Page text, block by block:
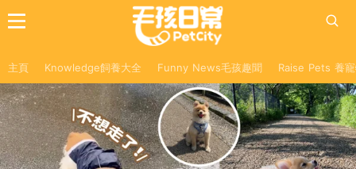
主頁 Knowledge飼養大全 Funny News毛孩趣聞 Raise Pets 養